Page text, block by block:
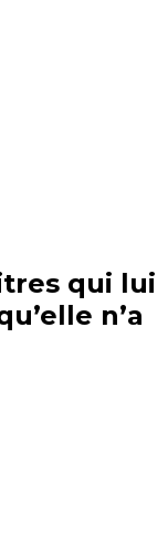
qui lui
n’a